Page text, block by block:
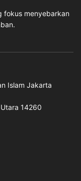
fokus menyebarkan
Islam Jakarta
14260